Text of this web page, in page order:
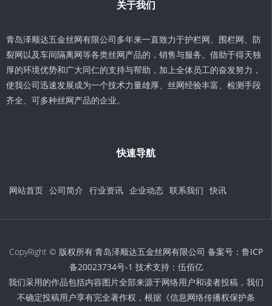
关于我们
青岛泽顺达五金丝网有限公司多年来一直致力于护栏网、围栏网、防
裂网以及车间隔离网等各类丝网产品的，销售与服务。借助于得天独
厚的环境优势和广大同仁的支持与帮助，加上全体员工的奋发努力，
使我公司迅速发展成为一个技术力量雄厚、丝网经验丰富、检测手段
齐全、可多种丝网产品的企业。
快速导航
网站首页 公司简介 行业资讯 企业动态 联系我们 快讯
CopyRight © 版权所有:青岛泽顺达五金丝网有限公司 备案号： 鲁ICP
备20023734号-1 技术支持： 伍佰亿
我们采用的作品包括内容图片全部来源于网络用户和读者投稿，我们
不确定投稿用户享有完全著作权，根据《信息网络传播权保护条